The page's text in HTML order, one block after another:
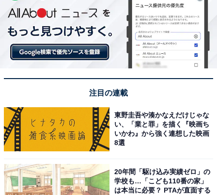
注目の連載
東野圭吾や湊かなえだけじゃな
い、「業と罪」を描く『映画ち
いかわ』から強く連想した映画
8選
20年間「駆け込み実績ゼロ」の
学校も…「こども110番の家」
は本当に必要？ PTAが直面する